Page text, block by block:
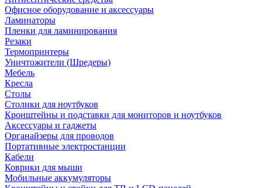
Офисное оборудование и аксессуары
Ламинаторы
Пленки для ламинирования
Резаки
Термопринтеры
Уничтожители (Шредеры)
Мебель
Кресла
Столы
Столики для ноутбуков
Кронштейны и подставки для мониторов и ноутбуков
Аксессуары и гаджеты
Органайзеры для проводов
Портативные электростанции
Кабели
Коврики для мыши
Мобильные аккумуляторы